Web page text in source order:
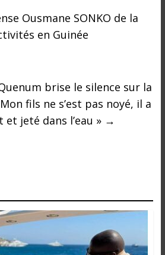
Ousmane SONKO de la
en Guinée
brise le silence sur la
fils ne s’est pas noyé, il a
jeté dans l’eau » →